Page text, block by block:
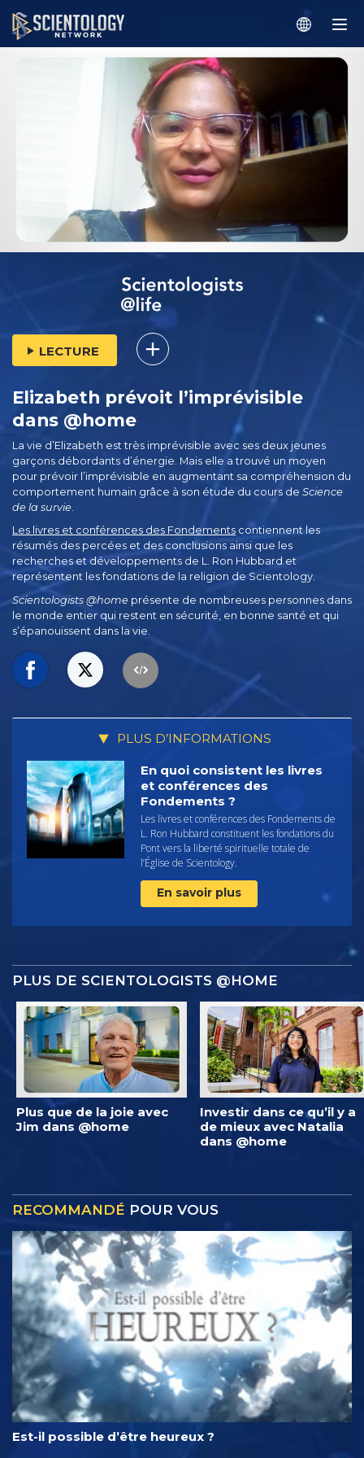
LECTURE
Elizabeth prévoit l’imprévisible
dans @home
La vie d’Elizabeth est très imprévisible avec ses deux jeunes
garçons débordants d’énergie. Mais elle a trouvé un moyen
pour prévoir l’imprévisible en augmentant sa compréhension du
comportement humain grâce à son étude du cours de Science
de la survie
Les livres et conférences des Fondements contiennent les
résumés des percées et des conclusions ainsi que les
recherches et développements de L. Ron Hubbard et
représentent les fondations de la religion de Scientology.
Scientologists @home présente de nombreuses personnes dans
le monde entier qui restent en sécurité, en bonne santé et qui
s’épanouissent dans la vie.
PLUS D’INFORMATIONS
En quoi consistent les livres
et conférences des
Fondements ?
Les livres et conférences des Fondements de
L. Ron Hubbard constituent les fondations du
Pont vers la liberté spirituelle totale de
l’Église de Scientology.
En savoir plus
PLUS DE SCIENTOLOGISTS @HOME
Plus que de la joie avec
Jim dans @home
Investir dans ce qu’il y a
de mieux avec Natalia
dans @home
RECOMMANDÉ POUR VOUS
Est-il possible d’être heureux ?